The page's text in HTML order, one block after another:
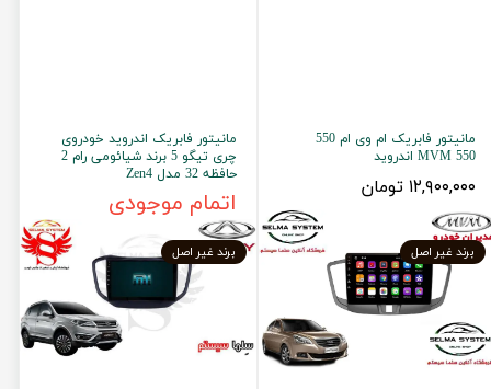
مانیتور فابریک ام وی ام 550
MVM 550 اندروید
۱۲,۹۰۰,۰۰۰ تومان
مانیتور فابریک اندروید خودروی
چری تیگو 5 برند شیائومی رام 2
حافظه 32 مدل Zen4
اتمام موجودی
برند غیر اصل برند غیر اصل